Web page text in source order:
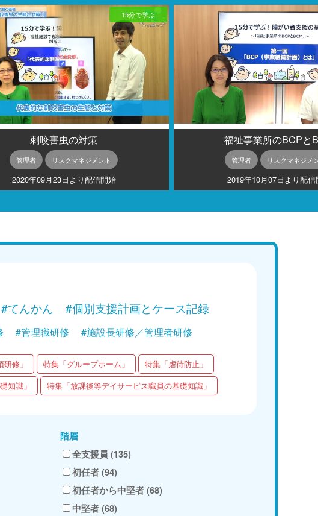
15分で学ぶ
刺咬害虫の対策
管理者 リスクマネジメント
2020年09月23日より配信開始
福祉事業所のBCPと
管理者 リスクマネジメ
2019年10月07日より配信
#てんかん
#個別支援計画とケース記録
#管理職研修 #施設長研修／管理者研修
修」 特集「グループホーム」
特集「虐待防止」
知識」 特集「放課後等デイサービス職員の基礎知識」
階層
全支援員 (135)
初任者 (94)
初任者から中堅者 (68)
中堅者 (68)